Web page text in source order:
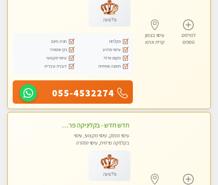
לפרטים
נוספים
עיסוי בצפון
קרית אתא
פלטינה
מקלחת
חניה חינם
עיסוי מרגיע
נקי ומסודר
מקום פרטי
עיסוי מקצועי
תמונה אמיתית
דוברת עיברית
055-4532274
חדש חדש - בקליניקה פרטית עיסוי לחידוש אנרגיות עיסוי חלומי מומלץ מאוד !
עיסוי מפנק, עיסוי מקצועי, עיסוי
בקלניקה פרטית, עיסוי טנטרה
פלטינה